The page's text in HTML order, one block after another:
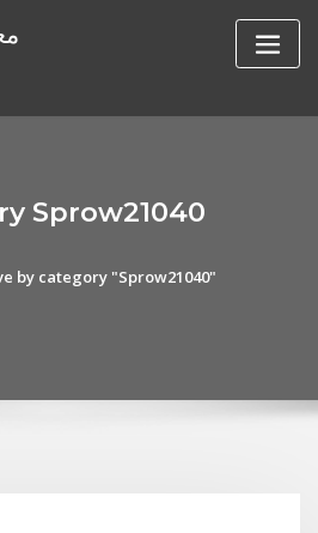
Sprow21040
by category "Sprow21040"